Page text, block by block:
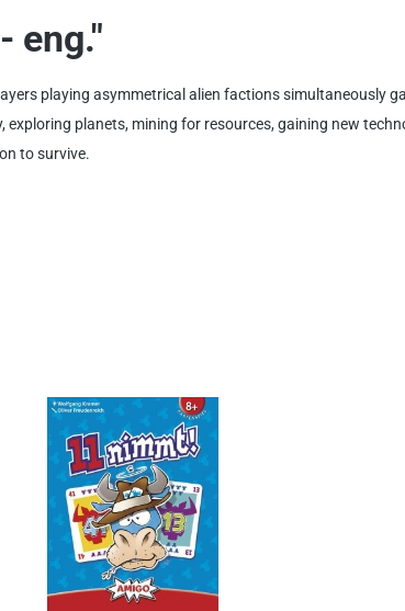
eng."
playing asymmetrical alien factions simultaneously
planets, mining for resources, gaining new
to survive.